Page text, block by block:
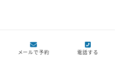
メールで予約 電話する